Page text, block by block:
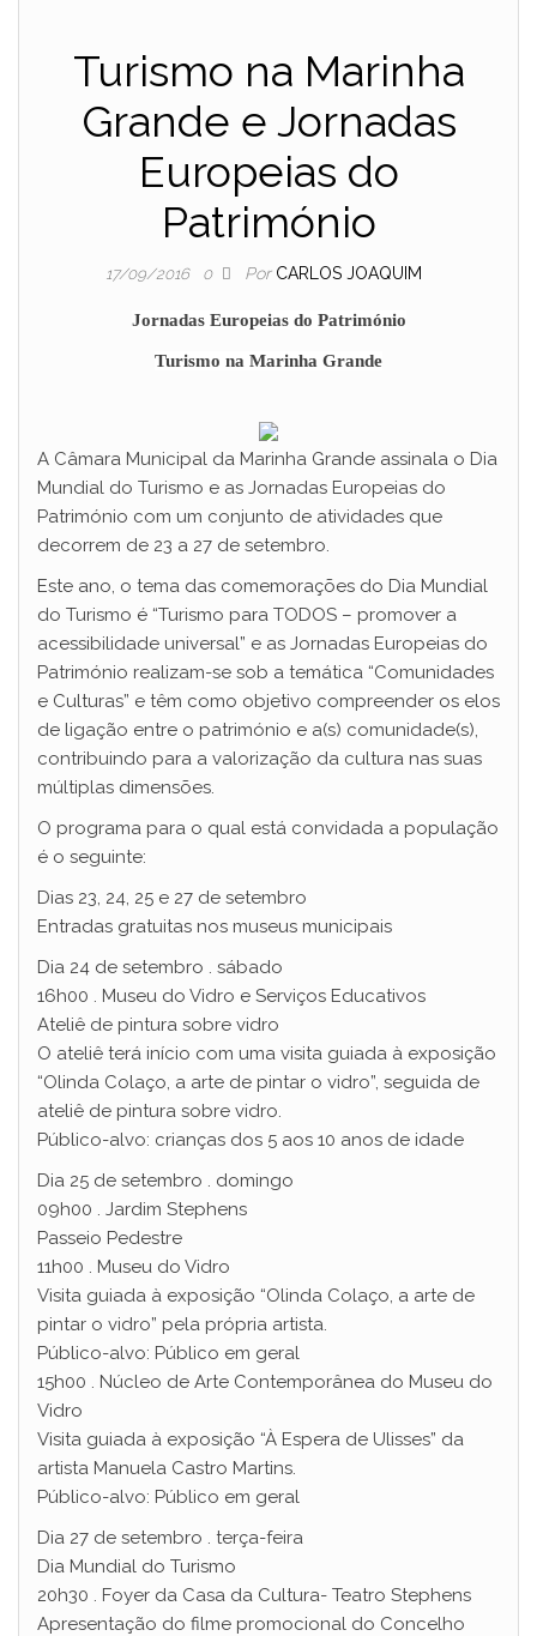
Turismo na Marinha
Grande e Jornadas
Europeias do
Património
17/09/2016 0 Por CARLOS JOAQUIM
Jornadas Europeias do Património
Turismo na Marinha Grande
A Câmara Municipal da Marinha Grande assinala o Dia
Mundial do Turismo e as Jornadas Europeias do
Património com um conjunto de atividades que
decorrem de 23 a 27 de setembro.
Este ano, o tema das comemorações do Dia Mundial
do Turismo é “Turismo para TODOS – promover a
acessibilidade universal” e as Jornadas Europeias do
Património realizam-se sob a temática “Comunidades
e Culturas” e têm como objetivo compreender os elos
de ligação entre o património e a(s) comunidade(s),
contribuindo para a valorização da cultura nas suas
múltiplas dimensões.
O programa para o qual está convidada a população
é o seguinte:
Dias 23, 24, 25 e 27 de setembro
Entradas gratuitas nos museus municipais
Dia 24 de setembro . sábado
16h00 . Museu do Vidro e Serviços Educativos
Ateliê de pintura sobre vidro
O ateliê terá início com uma visita guiada à exposição
“Olinda Colaço, a arte de pintar o vidro”, seguida de
ateliê de pintura sobre vidro.
Público-alvo: crianças dos 5 aos 10 anos de idade
Dia 25 de setembro . domingo
09h00 . Jardim Stephens
Passeio Pedestre
11h00 . Museu do Vidro
Visita guiada à exposição “Olinda Colaço, a arte de
pintar o vidro” pela própria artista.
Público-alvo: Público em geral
15h00 . Núcleo de Arte Contemporânea do Museu do
Vidro
Visita guiada à exposição “À Espera de Ulisses” da
artista Manuela Castro Martins.
Público-alvo: Público em geral
Dia 27 de setembro . terça-feira
Dia Mundial do Turismo
20h30 . Foyer da Casa da Cultura- Teatro Stephens
Apresentação do filme promocional do Concelho